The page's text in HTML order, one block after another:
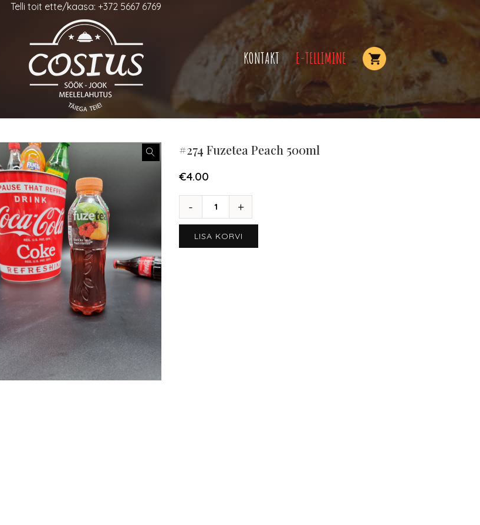
Telli toit ette/kaasa: +372 5667 6769
KONTAKT E-TELLIMINE
#274 Fuzetea Peach 500ml
€4.00
LISA KORVI